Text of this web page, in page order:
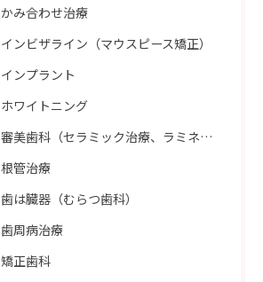
かみ合わせ治療
インビザライン（マウスピース矯正）
インプラント
ホワイトニング
審美歯科（セラミック治療、ラミネートべニア、ダイレクトボンディング）
根管治療
歯は臓器（むらつ歯科）
歯周病治療
矯正歯科